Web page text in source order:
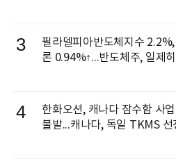
3
필라델피아반도체지수
론 0.94%↑...반도체주, 일제
4
한화오션, 캐나다 잠수함 사
불발...캐나다, 독일 TKMS 선